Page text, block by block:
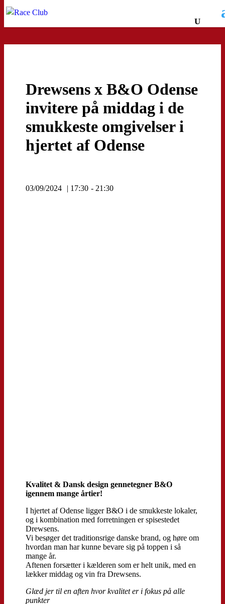
Drewsens x B&O Odense
invitere på middag i de
smukkeste omgivelser i
hjertet af Odense
03/09/2024 | 17:30 - 21:30
Kvalitet & Dansk design gennetegner B&O
igennem mange årtier!
I hjertet af Odense ligger B&O i de smukkeste lokaler,
og i kombination med forretningen er spisestedet
Drewsens.
Vi besøger det traditionsrige danske brand, og høre om
hvordan man har kunne bevare sig på toppen i så
mange år.
Aftenen forsætter i kælderen som er helt unik, med en
lækker middag og vin fra Drewsens.
Glæd jer til en aften hvor kvalitet er i fokus på alle
punkter